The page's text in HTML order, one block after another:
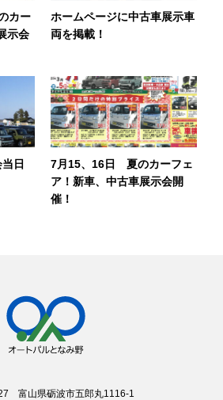
カー
示会
ホームページに中古車展示車
両を掲載！
日
7月15、16日 夏のカーフェ
ア！新車、中古車展示会開
催！
富山県砺波市五郎丸1116-1